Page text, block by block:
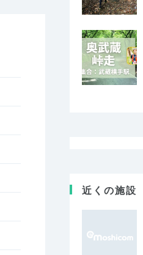
近くの施設